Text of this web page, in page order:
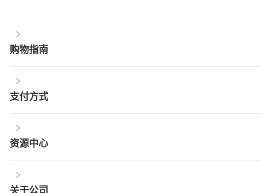
购物指南
支付方式
资源中心
关于公司